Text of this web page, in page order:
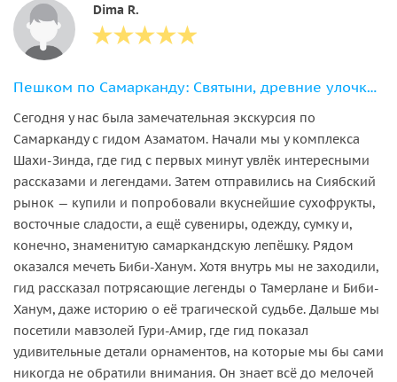
Dima R.
Пешком по Самарканду: Святыни, древние улочки и яркая история
Сегодня у нас была замечательная экскурсия по
Самарканду с гидом Азаматом. Начали мы у комплекса
Шахи-Зинда, где гид с первых минут увлёк интересными
рассказами и легендами. Затем отправились на Сиябский
рынок — купили и попробовали вкуснейшие сухофрукты,
восточные сладости, а ещё сувениры, одежду, сумку и,
конечно, знаменитую самаркандскую лепёшку. Рядом
оказался мечеть Биби-Ханум. Хотя внутрь мы не заходили,
гид рассказал потрясающие легенды о Тамерлане и Биби-
Ханум, даже историю о её трагической судьбе. Дальше мы
посетили мавзолей Гури-Амир, где гид показал
удивительные детали орнаментов, на которые мы бы сами
никогда не обратили внимания. Он знает всё до мелочей